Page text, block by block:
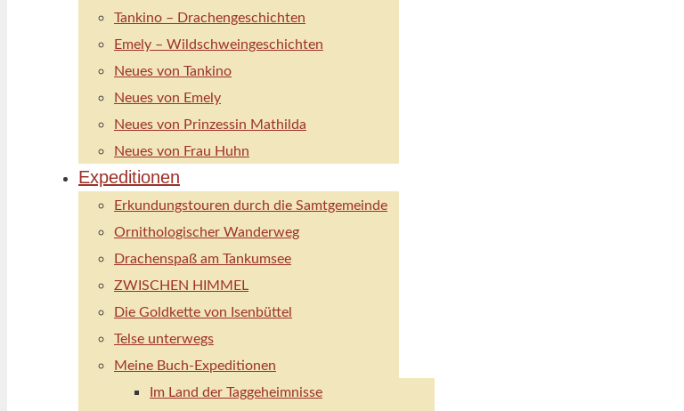
Tankino – Drachengeschichten
Emely – Wildschweingeschichten
Neues von Tankino
Neues von Emely
Neues von Prinzessin Mathilda
Neues von Frau Huhn
Expeditionen
Erkundungstouren durch die Samtgemeinde
Ornithologischer Wanderweg
Drachenspaß am Tankumsee
ZWISCHEN HIMMEL
Die Goldkette von Isenbüttel
Telse unterwegs
Meine Buch-Expeditionen
Im Land der Taggeheimnisse